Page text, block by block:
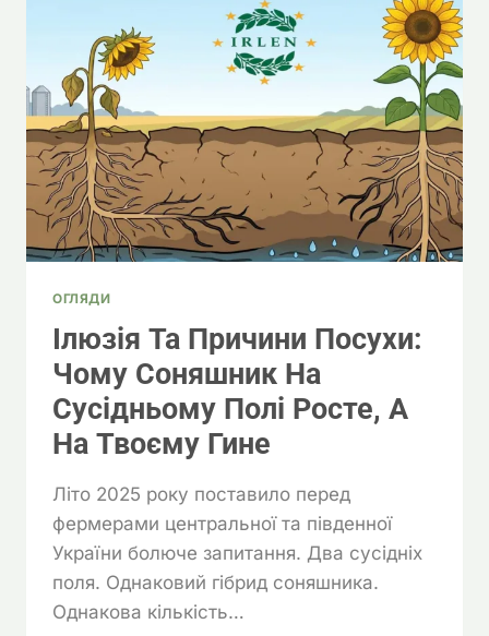
СОНЯШНИКУ
ОГЛЯДИ
Ілюзія Та Причини Посухи:
Чому Соняшник На
Сусідньому Полі Росте, А
На Твоєму Гине
Літо 2025 року поставило перед
фермерами центральної та південної
України болюче запитання. Два сусідніх
поля. Однаковий гібрид соняшника.
Однакова кількість…